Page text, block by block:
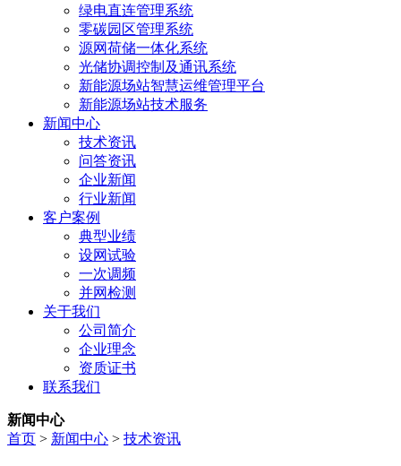
绿电直连管理系统
零碳园区管理系统
源网荷储一体化系统
光储协调控制及通讯系统
新能源场站智慧运维管理平台
新能源场站技术服务
新闻中心
技术资讯
问答资讯
企业新闻
行业新闻
客户案例
典型业绩
设网试验
一次调频
并网检测
关于我们
公司简介
企业理念
资质证书
联系我们
新闻中心
首页 > 新闻中心 > 技术资讯